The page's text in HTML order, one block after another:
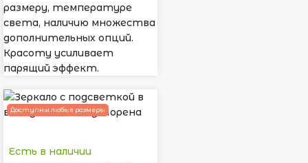
размеру, температуре
света, наличию множества
дополнительных опций.
Красоту усиливает
парящий эффект.
Доступны любые размеры
Есть в наличии